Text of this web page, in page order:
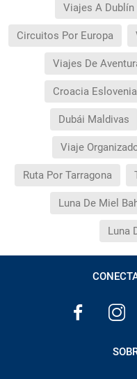
Viajes A Dublín
Circuitos Por Europa
Viajes De
Croacia Eslovenia
Dubái Maldivas
Viaje
Ruta Por Tarragona
Luna De Miel
Luna